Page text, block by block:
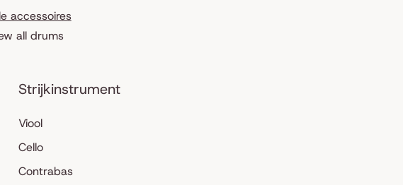
accessoires
all drums
Strijkinstrument
Viool
Cello
Contrabas